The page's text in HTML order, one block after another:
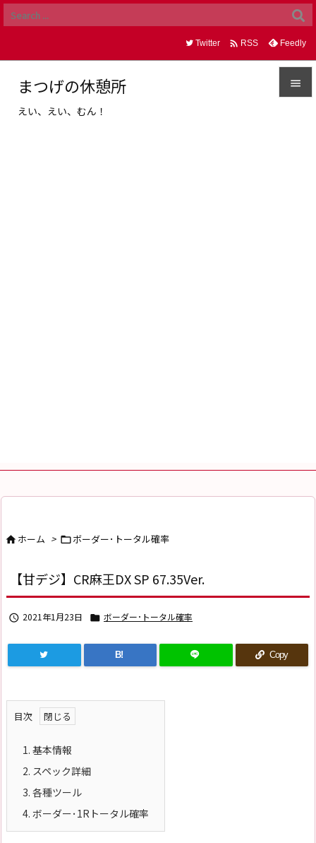
まつげの休憩所
えい、えい、むん！

Twitter  RSS Feedly
ホーム > ボーダー･トータル確率
【甘デジ】CR麻王DX SP 67.35Ver.
 2021年1月23日  ボーダー･トータル確率
B! Copy
目次
1. 基本情報
2. スペック詳細
3. 各種ツール
4. ボーダー･1Rトータル確率